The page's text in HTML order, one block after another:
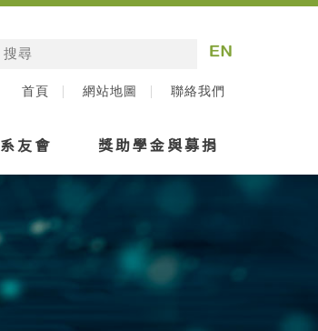
首頁 網站地圖 聯絡我們
系友會 獎助學金與募捐